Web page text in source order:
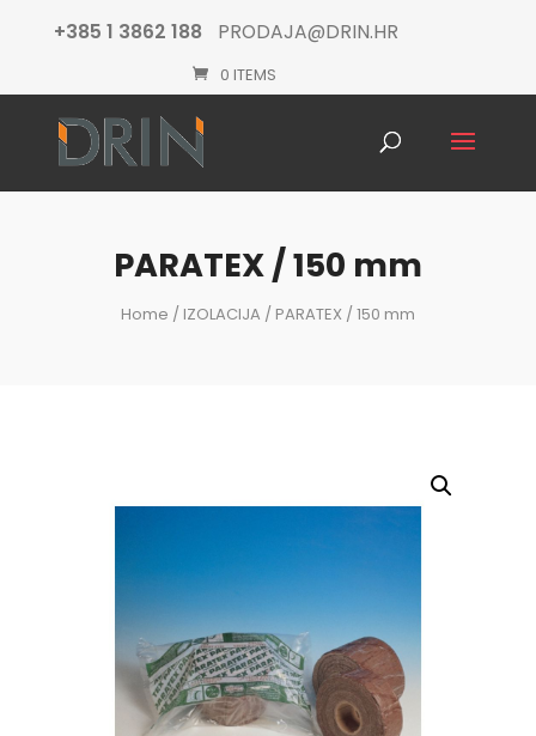
+385 1 3862 188 PRODAJA@DRIN.HR
0 ITEMS
PARATEX / 150 mm
Home / IZOLACIJA / PARATEX / 150 mm